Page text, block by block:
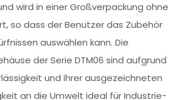
wird in einer Großverpackung ohne
so dass der Benutzer das Zubehör
auswählen kann. Die
der Serie DTM06 sind aufgrund
und ihrer ausgezeichneten
an die Umwelt ideal für Industrie-